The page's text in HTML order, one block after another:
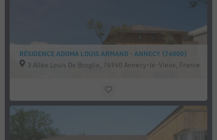
RÉSIDENCE ADOMA LOUIS ARMAND - ANNECY (74000)
3 Allée Louis De Broglie, 74940 Annecy-le-Vieux, France